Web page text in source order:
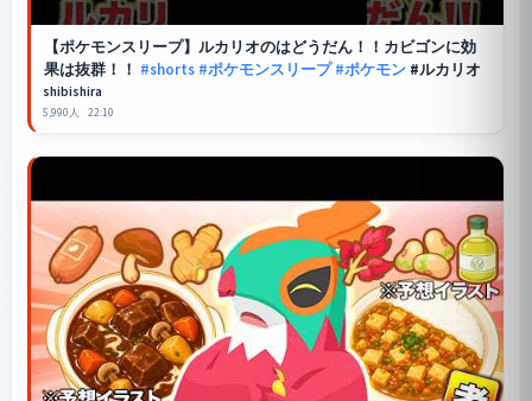
【ポケモンスリープ】ルカリオのはどうだん！！カビゴンに効
果は抜群！！ #shorts #ポケモンスリープ #ポケモン#ルカリオ
shibishira
5,990人 22:10